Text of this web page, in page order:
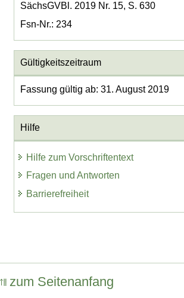
SächsGVBl. 2019 Nr. 15, S. 630
Fsn-Nr.: 234
Gültigkeitszeitraum
Fassung gültig ab: 31. August 2019
Hilfe
Hilfe zum Vorschriftentext
Fragen und Antworten
Barrierefreiheit
zum Seitenanfang